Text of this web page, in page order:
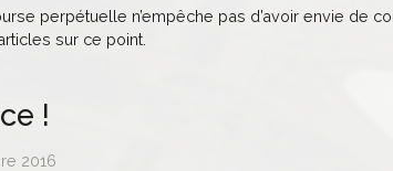
perpétuelle n’empêche pas d’avoir envie de
sur ce point.
!
2016